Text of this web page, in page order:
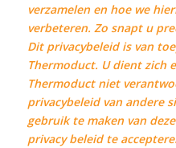
verzamelen en hoe we
verbeteren. Zo snapt u
Dit privacybeleid is van
Thermoduct. U dient zich
Thermoduct niet
privacybeleid van andere
gebruik te maken van
privacy beleid te